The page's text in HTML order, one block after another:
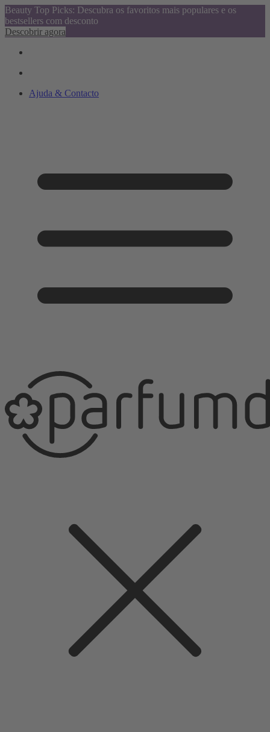
Beauty Top Picks: Descubra os favoritos mais populares e os
bestsellers com desconto
Descobrir agora
Ajuda & Contacto